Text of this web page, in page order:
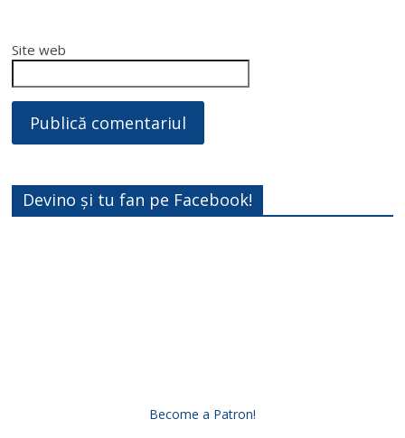
Site web
Devino și tu fan pe Facebook!
Become a Patron!